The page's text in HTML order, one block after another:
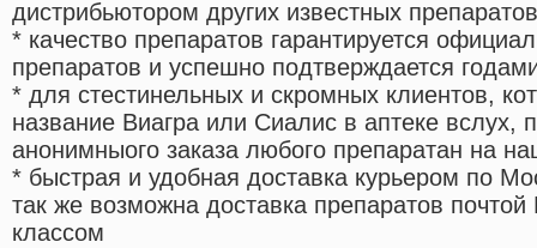
дистрибьютором других известных препаратов
* качество препаратов гарантируется
препаратов и успешно подтверждается
* для стестинельных и скромных клиентов,
название Виагра или Сиалис в аптеке вслух,
анонимныого заказа любого препаратан на
* быстрая и удобная доставка курьером по
так же возможна доставка препаратов
классом